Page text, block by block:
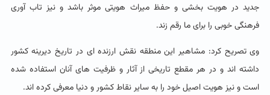
جدید در هویت بخشی و حفظ میراث هویتی موثر باشد و نیز تاب آوری
فرهنگی خوبی را برای ما رقم زند.
وی تصریح کرد: مشاهیر این منطقه نقش ارزنده ای در تاریخ دیرینه کشور
داشته اند و در هر مقطع تاریخی از آثار و ظرفیت های آنان استفاده شده
است و نیز هویت اصیل خود را به سایر نقاط کشور و دنیا معرفی کرده اند.